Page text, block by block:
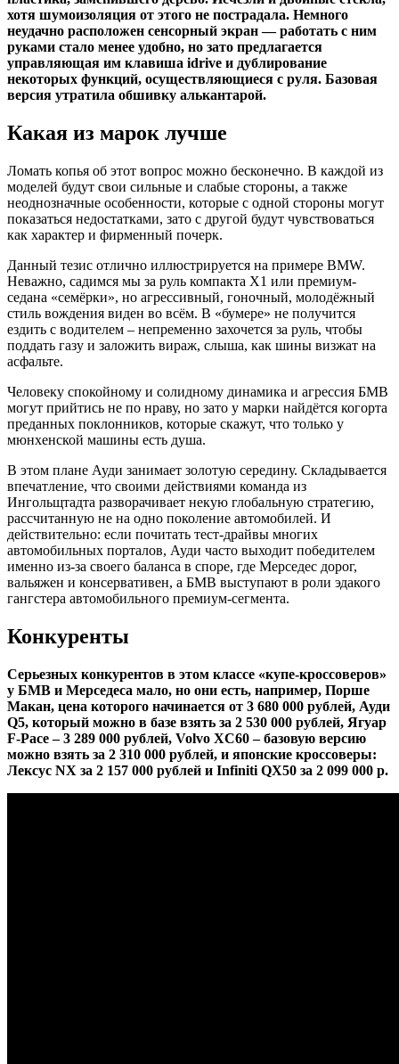
хотя шумоизоляция от этого не пострадала. Немного
неудачно расположен сенсорный экран — работать с ним
руками стало менее удобно, но зато предлагается
управляющая им клавиша idrive и дублирование
некоторых функций, осуществляющиеся с руля. Базовая
версия утратила обшивку алькантарой.
Какая из марок лучше
Ломать копья об этот вопрос можно бесконечно. В каждой из
моделей будут свои сильные и слабые стороны, а также
неоднозначные особенности, которые с одной стороны могут
показаться недостатками, зато с другой будут чувствоваться
как характер и фирменный почерк.
Данный тезис отлично иллюстрируется на примере BMW.
Неважно, садимся мы за руль компакта X1 или премиум-
седана «семёрки», но агрессивный, гоночный, молодёжный
стиль вождения виден во всём. В «бумере» не получится
ездить с водителем – непременно захочется за руль, чтобы
поддать газу и заложить вираж, слыша, как шины визжат на
асфальте.
Человеку спокойному и солидному динамика и агрессия БМВ
могут прийтись не по нраву, но зато у марки найдётся когорта
преданных поклонников, которые скажут, что только у
мюнхенской машины есть душа.
В этом плане Ауди занимает золотую середину. Складывается
впечатление, что своими действиями команда из
Ингольщтадта разворачивает некую глобальную стратегию,
рассчитанную не на одно поколение автомобилей. И
действительно: если почитать тест-драйвы многих
автомобильных порталов, Ауди часто выходит победителем
именно из-за своего баланса в споре, где Мерседес дорог,
вальяжен и консервативен, а БМВ выступают в роли эдакого
гангстера автомобильного премиум-сегмента.
Конкуренты
Серьезных конкурентов в этом классе «купе-кроссоверов»
у БМВ и Мерседеса мало, но они есть, например, Порше
Макан, цена которого начинается от 3 680 000 рублей, Ауди
Q5, который можно в базе взять за 2 530 000 рублей, Ягуар
F-Pace – 3 289 000 рублей, Volvo XC60 – базовую версию
можно взять за 2 310 000 рублей, и японские кроссоверы:
Лексус NX за 2 157 000 рублей и Infiniti QX50 за 2 099 000 р.